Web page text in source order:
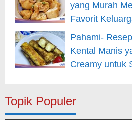
yang Murah
Favorit
Pahami-
Kental Manis
Creamy untuk
Topik Populer